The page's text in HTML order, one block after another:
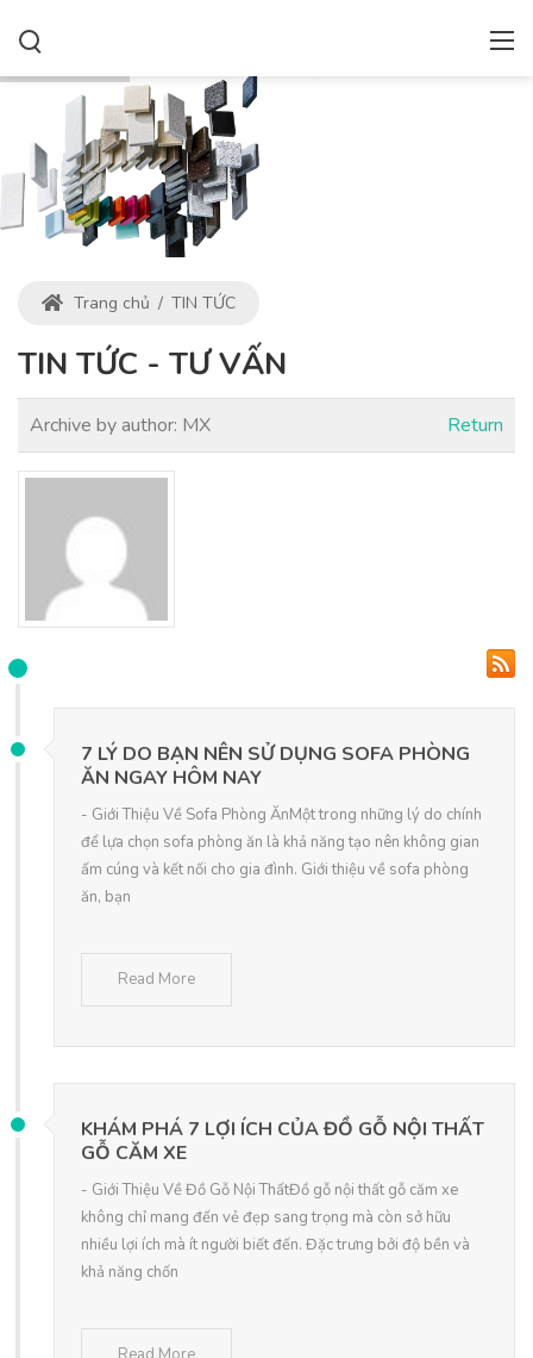
Trang chủ / TIN TỨC
TIN TỨC - TƯ VẤN
Archive by author: MX Return
7 LÝ DO BẠN NÊN SỬ DỤNG SOFA PHÒNG
ĂN NGAY HÔM NAY
- Giới Thiệu Về Sofa Phòng ĂnMột trong những lý do chính
để lựa chọn sofa phòng ăn là khả năng tạo nên không gian
ấm cúng và kết nối cho gia đình. Giới thiệu về sofa phòng
ăn, bạn
Read More
KHÁM PHÁ 7 LỢI ÍCH CỦA ĐỒ GỖ NỘI THẤT
GỖ CĂM XE
- Giới Thiệu Về Đồ Gỗ Nội ThấtĐồ gỗ nội thất gỗ căm xe
không chỉ mang đến vẻ đẹp sang trọng mà còn sở hữu
nhiều lợi ích mà ít người biết đến. Đặc trưng bởi độ bền và
khả năng chốn